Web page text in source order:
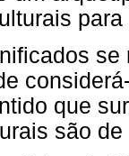
que
são